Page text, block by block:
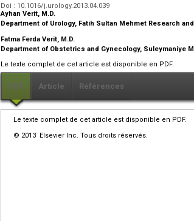
Doi : 10.1016/j.urology.2013.04.039
Ayhan Verit, M.D.
Department of Urology, Fatih Sultan Mehmet Research
Fatma Ferda Verit, M.D.
Department of Obstetrics and Gynecology, Suleymaniye
Le texte complet de cet article est disponible en PDF.
PDF Article Références
Le texte complet de cet article est disponible en PDF.
© 2013 Elsevier Inc. Tous droits réservés.